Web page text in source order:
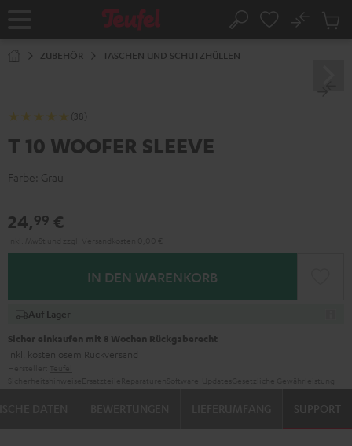
Startseite Suche
No
ZUBEHÖR TASCHEN UND SCHUTZHÜLLEN
(38)
T 10 WOOFER SLEEVE
Farbe: Grau
24,99 €
IN DEN WARENKORB
Auf Lager
Sicher einkaufen mit 8 Wochen Rückgaberecht
inkl. kostenlosem Rückversand
SUPPORT